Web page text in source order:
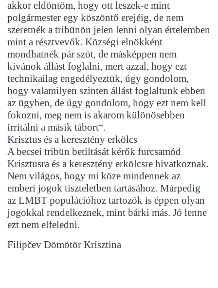
akkor eldöntöm, hogy ott leszek-e mint
polgármester egy köszöntő erejéig, de nem
szeretnék a tribünön jelen lenni olyan értelemben
mint a résztvevők. Községi elnökként
mondhatnék pár szót, de másképpen nem
kívánok állást foglalni, mert azzal, hogy ezt
technikailag engedélyeztük, úgy gondolom,
hogy valamilyen szinten állást foglaltunk ebben
az ügyben, de úgy gondolom, hogy ezt nem kell
fokozni, meg nem is akarom különösebben
irritálni a másik tábort“.
Krisztus és a keresztény erkölcs
A becsei tribün betiltását kérők furcsamód
Krisztusra és a keresztény erkölcsre hivatkoznak.
Nem világos, hogy mi köze mindennek az
emberi jogok tiszteletben tartásához. Márpedig
az LMBT populációhoz tartozók is éppen olyan
jogokkal rendelkeznek, mint bárki más. Jó lenne
ezt nem elfeledni.
Filipčev Dömötör Krisztina